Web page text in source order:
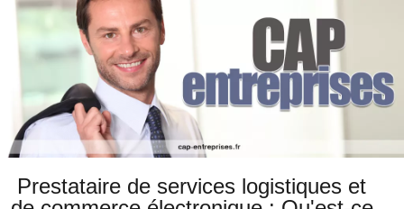
Prestataire de services logistiques et